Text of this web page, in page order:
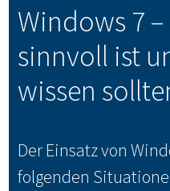
Windows 7 –
sinnvoll ist
wissen
Der Einsatz von
folgenden